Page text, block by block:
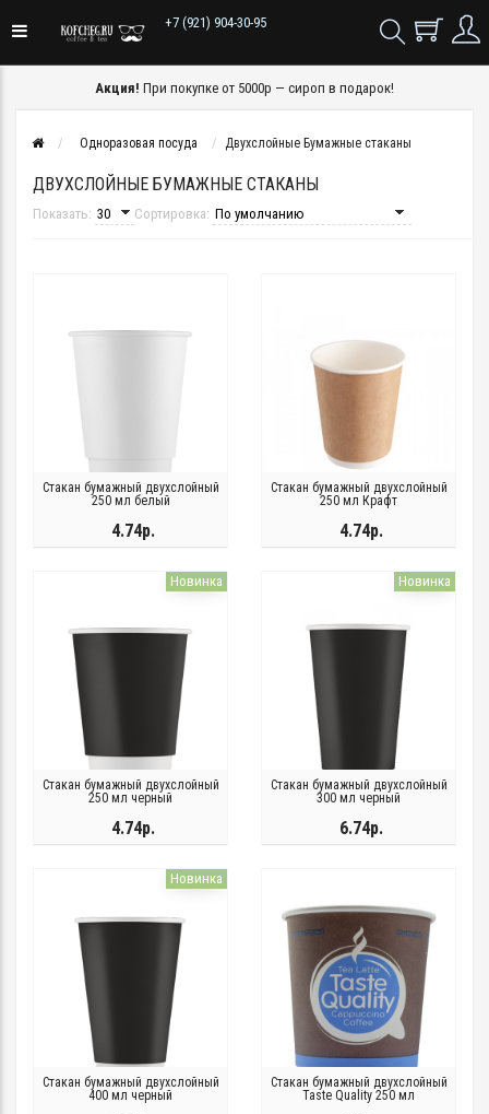
+7 (921) 904-30-95
Акция! При покупке от 5000р — сироп в подарок!
Одноразовая посуда Двухслойные Бумажные стаканы
ДВУХСЛОЙНЫЕ БУМАЖНЫЕ СТАКАНЫ
Показать: Сортировка:
Стакан бумажный двухслойный
250 мл белый
4.74р.
Стакан бумажный двухслойный
250 мл Крафт
4.74р.
Новинка
Стакан бумажный двухслойный
250 мл черный
4.74р.
Новинка
Стакан бумажный двухслойный
300 мл черный
6.74р.
Новинка
Стакан бумажный двухслойный
400 мл черный
Стакан бумажный двухслойный
Taste Quality 250 мл